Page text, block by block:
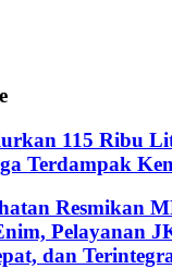
115 Ribu
Terdampak
Resmikan
Pelayanan
dan